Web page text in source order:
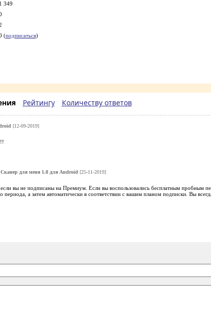
1 349
(подписаться)
Рейтингу Количеству ответов
[12-09-2019]
Сканер для меня 1.8 для Android [25-11-2019]
вы не подписаны на Премиум. Если вы воспользовались бесплатным пробным
периода, а затем автоматически в соответствии с вашим планом подписки. Вы